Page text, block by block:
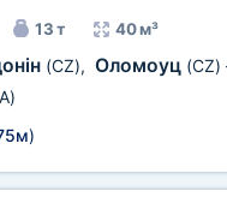
13 т 40 м³
(CZ), Оломоуц (CZ)
)